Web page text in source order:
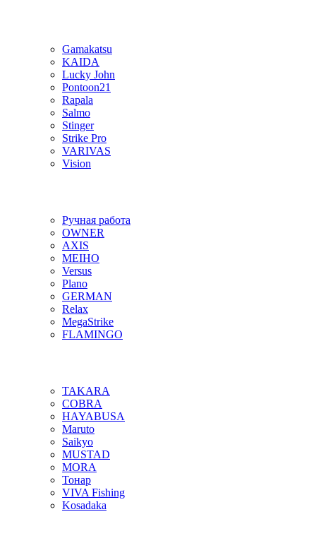
Gamakatsu
KAIDA
Lucky John
Pontoon21
Rapala
Salmo
Stinger
Strike Pro
VARIVAS
Vision
Ручная работа
OWNER
AXIS
MEIHO
Versus
Plano
GERMAN
Relax
MegaStrike
FLAMINGO
TAKARA
COBRA
HAYABUSA
Maruto
Saikyo
MUSTAD
MORA
Тонар
VIVA Fishing
Kosadaka